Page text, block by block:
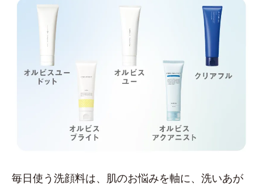
毎日使う洗顔料は、肌のお悩みを軸に、洗いあが